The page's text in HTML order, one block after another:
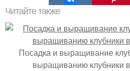
Читайте также
Посадка и выращивание
выращиванию клубники